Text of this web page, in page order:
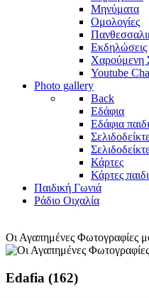
Μηνύματα
Ομολογίες
Εκδηλώσεις
Χαρούμενη
Youtube
Photo gallery
Back
Εδάφια
Εδάφια
Κάρτες
Κάρτες
Παιδική Γωνιά
Ράδιο Οιχαλία
Οι Αγαπημένες Φωτογραφίες
Edafia (162)